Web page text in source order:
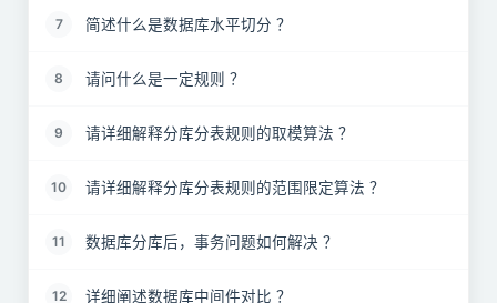
7 简述什么是数据库水平切分 ？
8 请问什么是一定规则 ？
9 请详细解释分库分表规则的取模算法 ？
10 请详细解释分库分表规则的范围限定算法 ？
11 数据库分库后，事务问题如何解决 ？
12 详细阐述数据库中间件对比 ？